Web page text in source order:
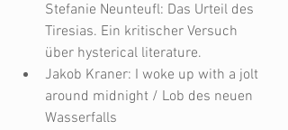
Stefanie Neunteufl: Das Urteil des
Tiresias. Ein kritischer Versuch
über hysterical literature.
Jakob Kraner: I woke up with a jolt
around midnight / Lob des neuen
Wasserfalls